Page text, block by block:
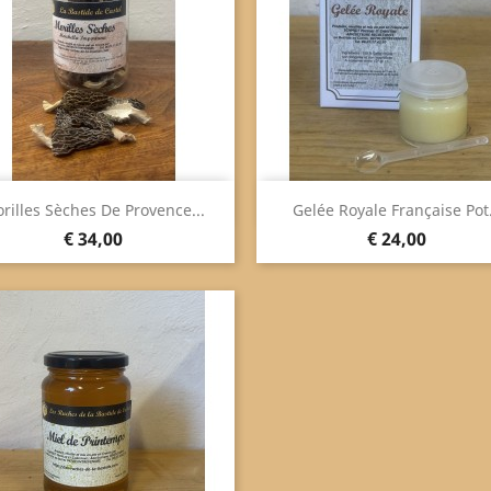
Sèches De Provence...
Prijs
€ 34,00
Snel bekijken Gelée Royale Française
Prijs
€ 24,00
Snel bekijken